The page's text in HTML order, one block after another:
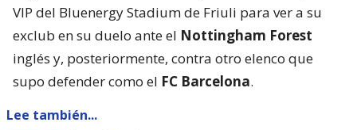
VIP del Bluenergy Stadium de Friuli para ver a su
exclub en su duelo ante el Nottingham Forest
inglés y, posteriormente, contra otro elenco que
supo defender como el FC Barcelona.
Lee también...